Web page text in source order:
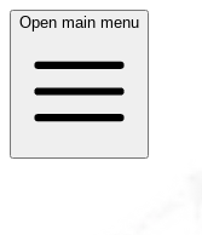
Open main menu